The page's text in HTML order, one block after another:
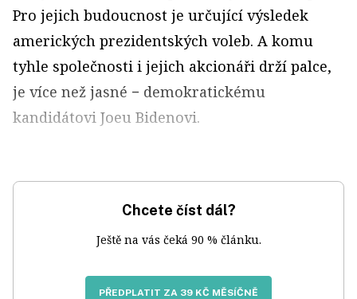
Pro jejich budoucnost je určující výsledek
amerických prezidentských voleb. A komu
tyhle společnosti i jejich akcionáři drží palce,
je více než jasné − demokratickému
kandidátovi Joeu Bidenovi.
Chcete číst dál?
Ještě na vás čeká 90 % článku.
PŘEDPLATIT ZA 39 KČ MĚSÍČNĚ